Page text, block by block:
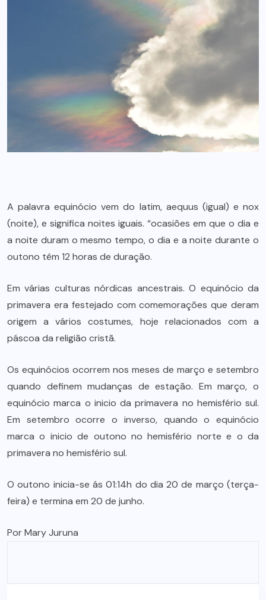
A palavra equinócio vem do latim, aequus (igual) e nox
(noite), e significa noites iguais. “ocasiões em que o dia e
a noite duram o mesmo tempo, o dia e a noite durante o
outono têm 12 horas de duração.
Em várias culturas nórdicas ancestrais. O equinócio da
primavera era festejado com comemorações que deram
origem a vários costumes, hoje relacionados com a
páscoa da religião cristã.
Os equinócios ocorrem nos meses de março e setembro
quando definem mudanças de estação. Em março, o
equinócio marca o inicio da primavera no hemisfério sul.
Em setembro ocorre o inverso, quando o equinócio
marca o inicio de outono no hemisfério norte e o da
primavera no hemisfério sul.
O outono inicia-se ás 01:14h do dia 20 de março (terça-
feira) e termina em 20 de junho.
Por Mary Juruna